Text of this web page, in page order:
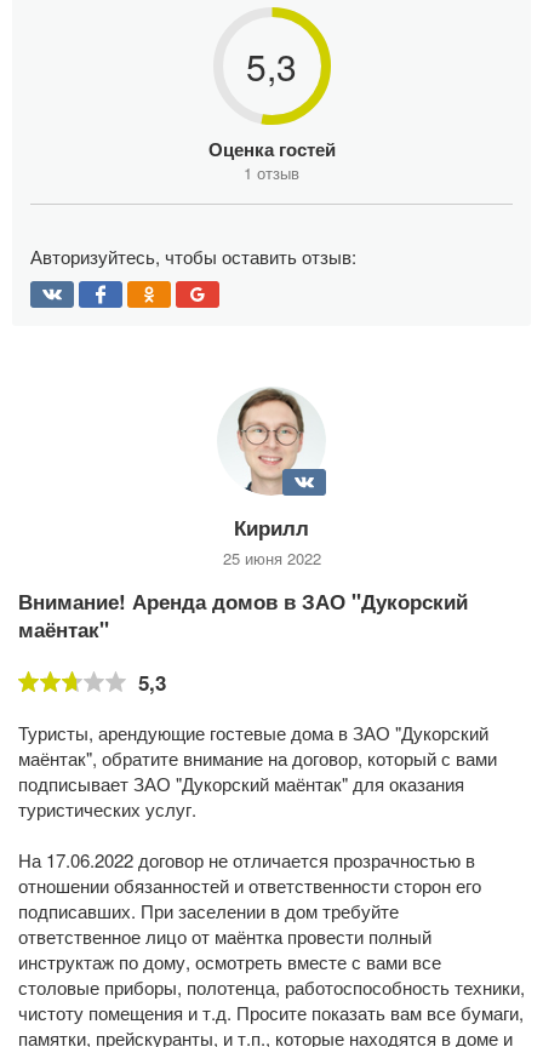
5,3
Оценка гостей
1 отзыв
Авторизуйтесь, чтобы оставить отзыв:
Кирилл
25 июня 2022
Внимание! Аренда домов в ЗАО "Дукорский
маёнтак"
5,3
Туристы, арендующие гостевые дома в ЗАО "Дукорский
маёнтак", обратите внимание на договор, который с вами
подписывает ЗАО "Дукорский маёнтак" для оказания
туристических услуг.
На 17.06.2022 договор не отличается прозрачностью в
отношении обязанностей и ответственности сторон его
подписавших. При заселении в дом требуйте
ответственное лицо от маёнтка провести полный
инструктаж по дому, осмотреть вместе с вами все
столовые приборы, полотенца, работоспособность техники,
чистоту помещения и т.д. Просите показать вам все бумаги,
памятки, прейскуранты, и т.п., которые находятся в доме и